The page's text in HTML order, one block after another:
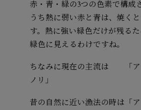
赤・青・緑の3つの色素で構成
うち熱に弱い赤と青は、焼く
す。熱に強い緑色だけが残る
緑色に見えるわけですね。
ちなみに現在の主流は 「
ノリ」
昔の自然に近い漁法の時は「